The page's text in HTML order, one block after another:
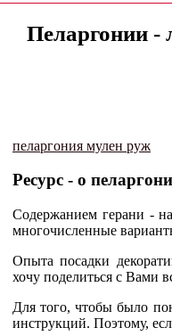
Пеларгонии -
пеларгония мулен руж
Ресурс - о
Содержанием герани -
многочисленные
Опыта посадки
хочу поделиться с Вами
Для того, чтобы было
инструкций. Поэтому,